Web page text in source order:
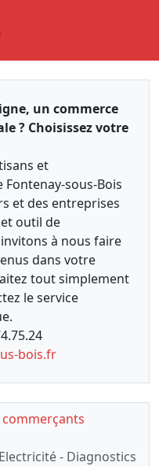
un commerce
? Choisissez votre
et
sous-Bois
et des entreprises
outil de
à nous faire
dans votre
tout simplement
le service
bois.fr
- Diagnostics